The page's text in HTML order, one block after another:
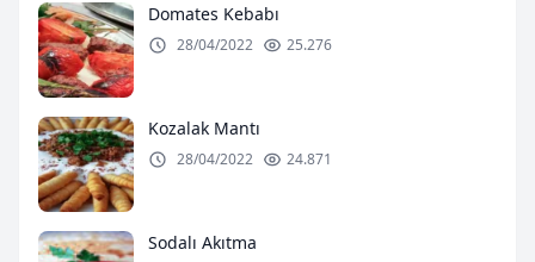
Domates Kebabı
28/04/2022 25.276
Kozalak Mantı
28/04/2022 24.871
Sodalı Akıtma